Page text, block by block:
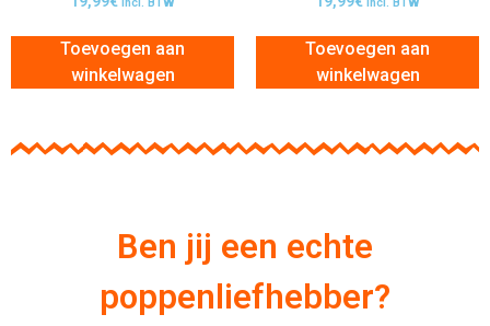
Toevoegen aan
winkelwagen
Toevoegen aan
winkelwagen
Ben jij een echte
poppenliefhebber?